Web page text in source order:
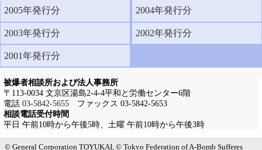
被爆者相談所および法人事務所
〒113-0034 文京区湯島2-4-4平和と労働センター6階
電話 03-5842-5655ファックス 03-5842-5653
相談電話受付時間
平日 午前10時から午後5時、土曜 午前10時から午後3時
2005年発行分 2004年発行分
2003年発行分 2002年発行分
2001年発行分
メインメニューへ
サブメニューへ
現在地ナビ（パンくずリスト）へ
本文の冒頭へ
ページの先頭へ
© General Corporation TOYUKAI, © Tokyo Federation of A-Bomb Sufferes